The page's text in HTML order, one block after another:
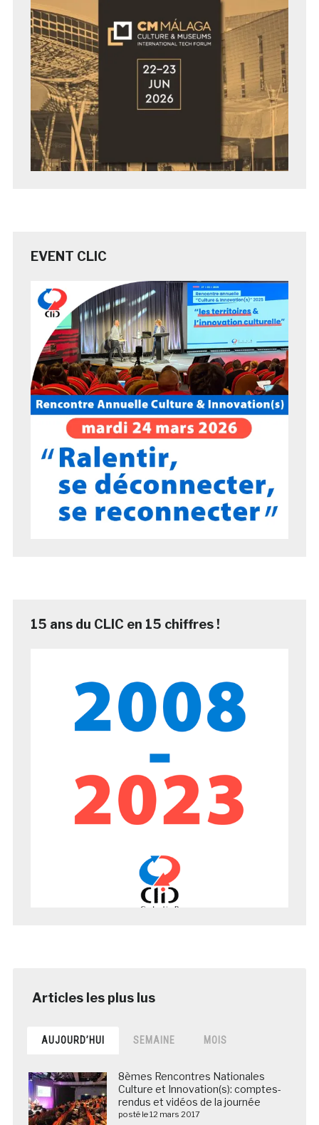
EVENT CLIC
15 ans du CLIC en 15 chiffres !
AUJOURD’HUI SEMAINE MOIS
8èmes Rencontres Nationales
Culture et Innovation(s): comptes-
rendus et vidéos de la journée
posté le 12 mars 2017